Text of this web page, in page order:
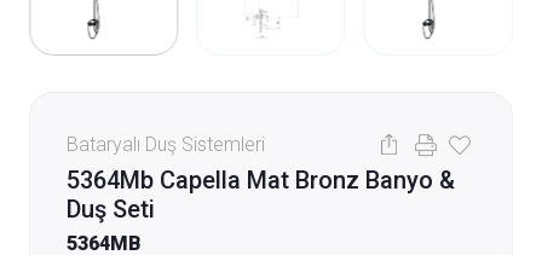
Bataryalı Duş Sistemleri
5364Mb Capella Mat Bronz Banyo &
Duş Seti
5364MB